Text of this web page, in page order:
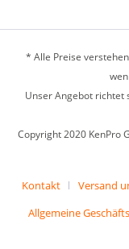
* Alle Preise
Unser Angebot richtet
Copyright 2020 KenPro
Kontakt Versand
Allgemeine